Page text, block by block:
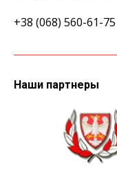
+38 (068) 560-61-75
Наши партнеры